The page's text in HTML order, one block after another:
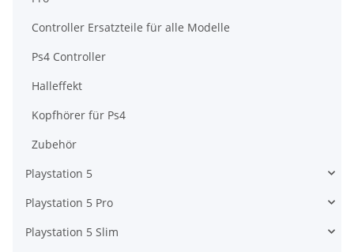
Controller Ersatzteile für alle Modelle
Ps4 Controller
Halleffekt
Kopfhörer für Ps4
Zubehör
Playstation 5
Playstation 5 Pro
Playstation 5 Slim